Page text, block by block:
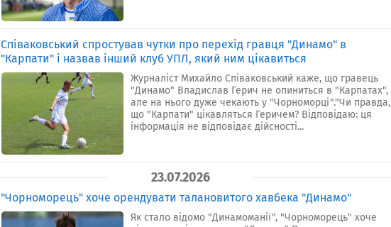
Співаковський спростував чутки про перехід гравця "Динамо" в
"Карпати" і назвав інший клуб УПЛ, який ним цікавиться
Журналіст Михайло Співаковський каже, що гравець
"Динамо" Владислав Герич не опиниться в "Карпатах",
але на нього дуже чекають у "Чорноморці"."Чи правда,
що "Карпати" цікавляться Геричем? Відповідаю: ця
інформація не відповідає дійсності...
23.07.2026
"Чорноморець" хоче орендувати талановитого хавбека "Динамо"
Як стало відомо "Динамоманії", "Чорноморець" хоче